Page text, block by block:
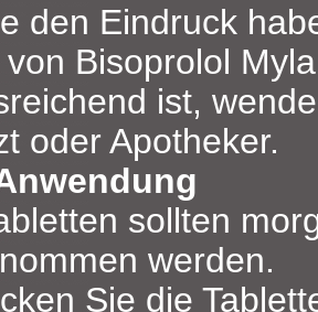
den Eindruck
Bisoprolol
ist,
oder Apotheker.
sollten
werden.
Sie die